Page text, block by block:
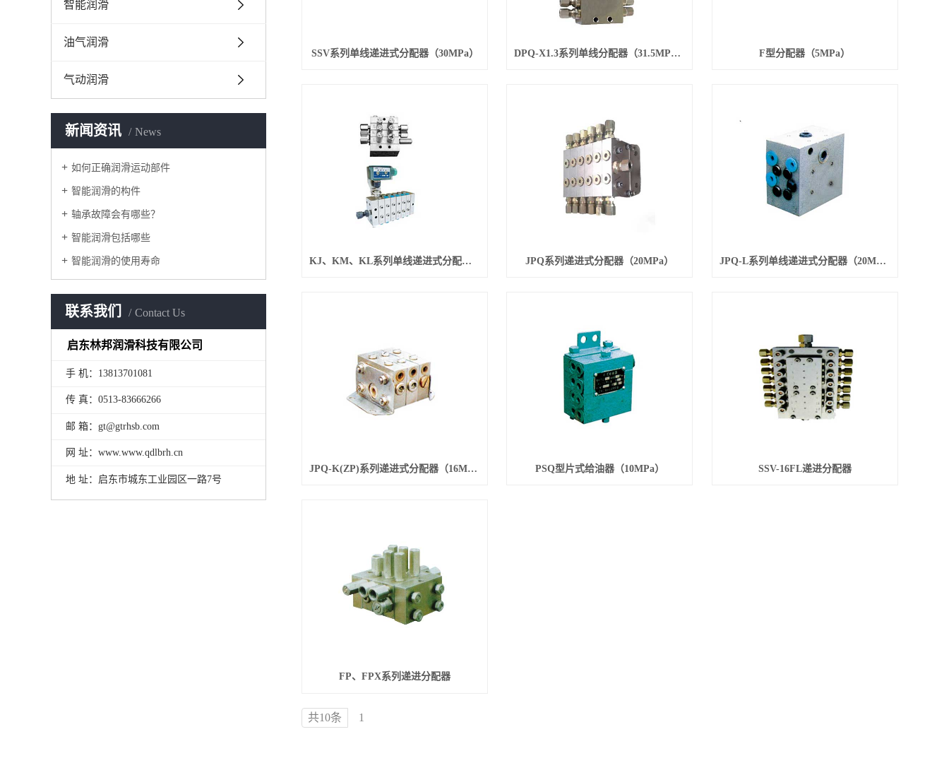
智能润滑
油气润滑
气动润滑
新闻资讯 News
如何正确润滑运动部件
智能润滑的构件
轴承故障会有哪些？
智能润滑包括哪些
智能润滑的使用寿命
联系我们 Contact Us
启东林邦润滑科技有限公司
手 机：13813701081
传 真：0513-83666266
邮 箱：gt@gtrhsb.com
网 址：www.www.qdlbrh.cn
地 址：启东市城东工业园区一路7号
SSV系列单线递进式分配器（30MPa） DPQ-X1.3系列单线分配器（31.5MPa） F型分配器（5MPa）
KJ、KM、KL系列单线递进式分配器（21~7MPa） JPQ系列递进式分配器（20MPa） JPQ-L系列单线递进式分配器（20MPa）
JPQ-K(ZP)系列递进式分配器（16MPa） PSQ型片式给油器（10MPa） SSV-16FL递进分配器
FP、FPX系列递进分配器
共10条 1